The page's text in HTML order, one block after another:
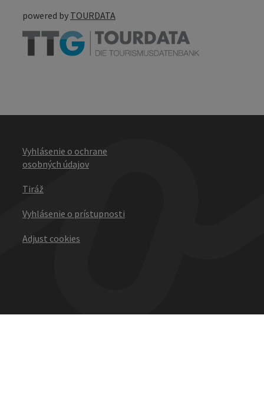
powered by TOURDATA
Vyhlásenie o ochrane
osobných údajov
Tiráž
Vyhlásenie o prístupnosti
Adjust cookies